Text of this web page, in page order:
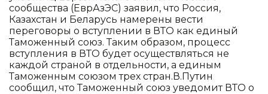
сообщества (ЕврАзЭС) заявил, что Россия,
Казахстан и Беларусь намерены вести
переговоры о вступлении в ВТО как единый
Таможенный союз. Таким образом, процесс
вступления в ВТО будет осуществляться не
каждой страной в отдельности, а единым
Таможенным союзом трех стран.В.Путин
сообщил, что Таможенный союз уведомит ВТО о